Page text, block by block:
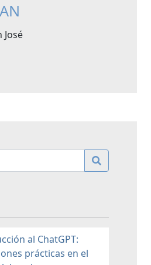
José
al ChatGPT:
prácticas en el